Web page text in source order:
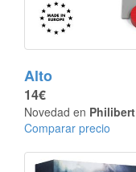
Alto
14€
Novedad en Philibert
Comparar precio